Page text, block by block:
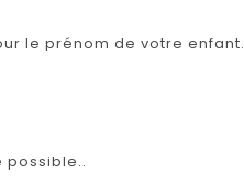
le prénom de votre enfant.
possible..